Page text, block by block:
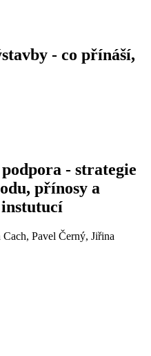
- co přínáší,
- strategie
přínosy a
Pavel Černý, Jiřina